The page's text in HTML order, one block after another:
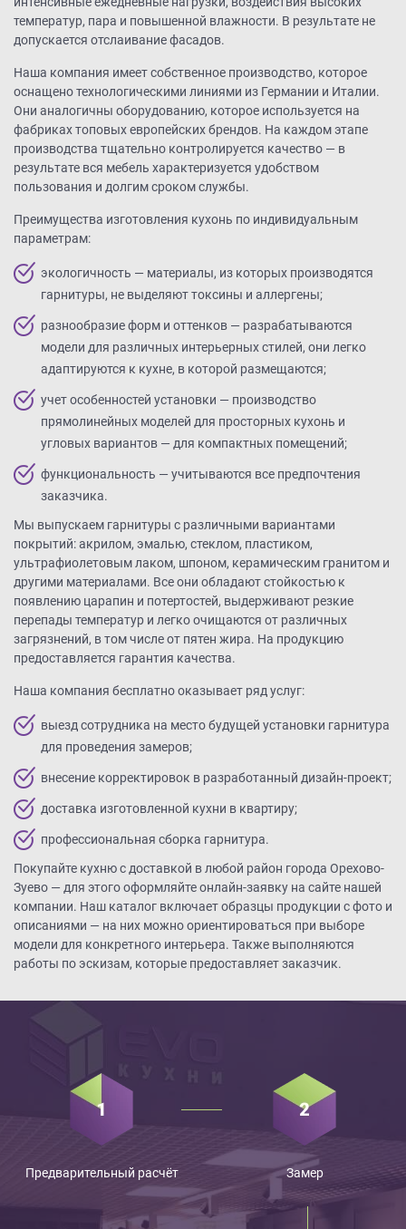
температур, пара и повышенной влажности. В результате не
допускается отслаивание фасадов.
Наша компания имеет собственное производство, которое
оснащено технологическими линиями из Германии и Италии.
Они аналогичны оборудованию, которое используется на
фабриках топовых европейских брендов. На каждом этапе
производства тщательно контролируется качество — в
результате вся мебель характеризуется удобством
пользования и долгим сроком службы.
Преимущества изготовления кухонь по индивидуальным
параметрам:
экологичность — материалы, из которых производятся
гарнитуры, не выделяют токсины и аллергены;
разнообразие форм и оттенков — разрабатываются
модели для различных интерьерных стилей, они легко
адаптируются к кухне, в которой размещаются;
учет особенностей установки — производство
прямолинейных моделей для просторных кухонь и
угловых вариантов — для компактных помещений;
функциональность — учитываются все предпочтения
заказчика.
Мы выпускаем гарнитуры с различными вариантами
покрытий: акрилом, эмалью, стеклом, пластиком,
ультрафиолетовым лаком, шпоном, керамическим гранитом и
другими материалами. Все они обладают стойкостью к
появлению царапин и потертостей, выдерживают резкие
перепады температур и легко очищаются от различных
загрязнений, в том числе от пятен жира. На продукцию
предоставляется гарантия качества.
Наша компания бесплатно оказывает ряд услуг:
выезд сотрудника на место будущей установки гарнитура
для проведения замеров;
внесение корректировок в разработанный дизайн-проект;
доставка изготовленной кухни в квартиру;
профессиональная сборка гарнитура.
Покупайте кухню с доставкой в любой район города Орехово-
Зуево — для этого оформляйте онлайн-заявку на сайте нашей
компании. Наш каталог включает образцы продукции с фото и
описаниями — на них можно ориентироваться при выборе
модели для конкретного интерьера. Также выполняются
работы по эскизам, которые предоставляет заказчик.
Предварительный расчёт Замер